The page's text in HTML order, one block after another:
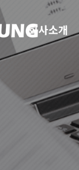
회사소개